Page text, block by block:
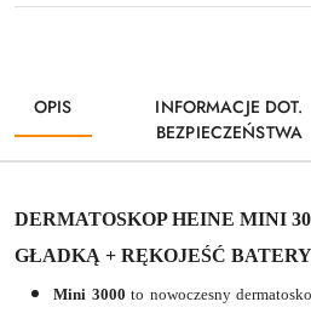
OPIS
INFORMACJE DOT.
BEZPIECZEŃSTWA
DERMATOSKOP HEINE MINI
GŁADKĄ + RĘKOJEŚĆ
Mini 3000 to nowoczesny